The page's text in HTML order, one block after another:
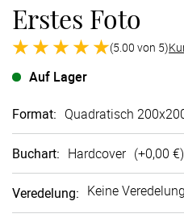
Erstes Foto
(5.00 von 5)
Auf Lager
Format: Quadratisch
Buchart: Hard­cover (+0,00 €)
Veredelung: Keine Veredelung